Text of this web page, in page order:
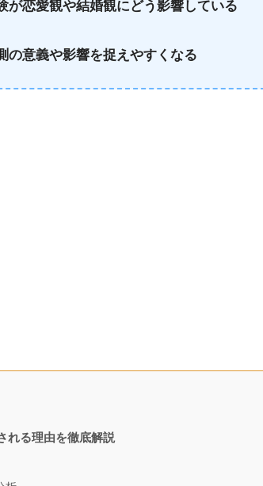
恋愛観や結婚観にどう影響している
意義や影響を捉えやすくなる
れる理由を徹底解説